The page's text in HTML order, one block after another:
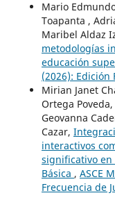
Mario
Toapanta ,
Maribel Aldaz
metodologías
educación
(2026):
Mirian Janet
Ortega
Geovanna
Cazar,
interactivos
significativo en
Básica , ASCE
Frecuencia de